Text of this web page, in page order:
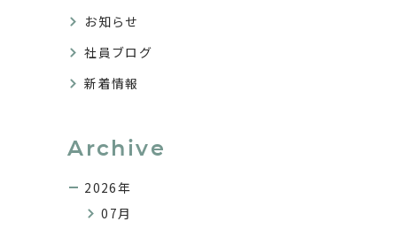
お知らせ
社員ブログ
新着情報
Archive
2026年
07月